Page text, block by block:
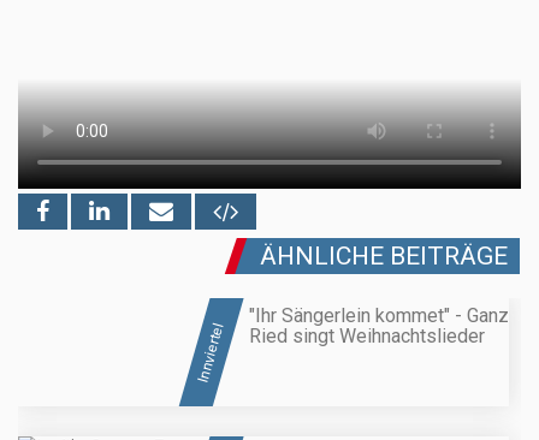
ÄHNLICHE BEITRÄGE
Innviertel
"Ihr Sängerlein kommet" - Ganz
Ried singt Weihnachtslieder